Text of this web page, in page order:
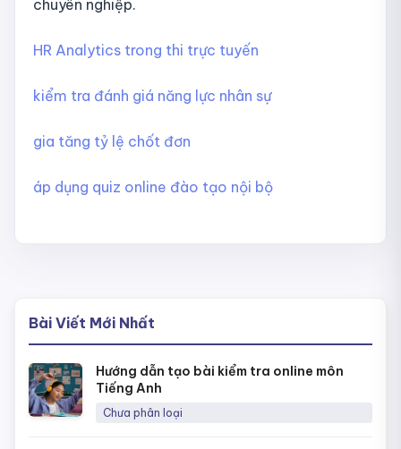
chuyên nghiệp.
HR Analytics trong thi trực tuyến
kiểm tra đánh giá năng lực nhân sự
gia tăng tỷ lệ chốt đơn
áp dụng quiz online đào tạo nội bộ
Bài Viết Mới Nhất
Hướng dẫn tạo bài kiểm tra online môn
Tiếng Anh
Chưa phân loại